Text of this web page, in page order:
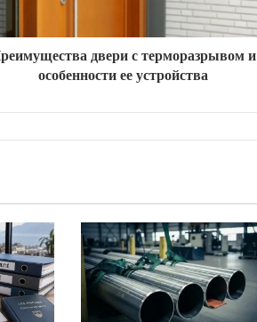
двери с терморазрывом и
особенности ее устройства